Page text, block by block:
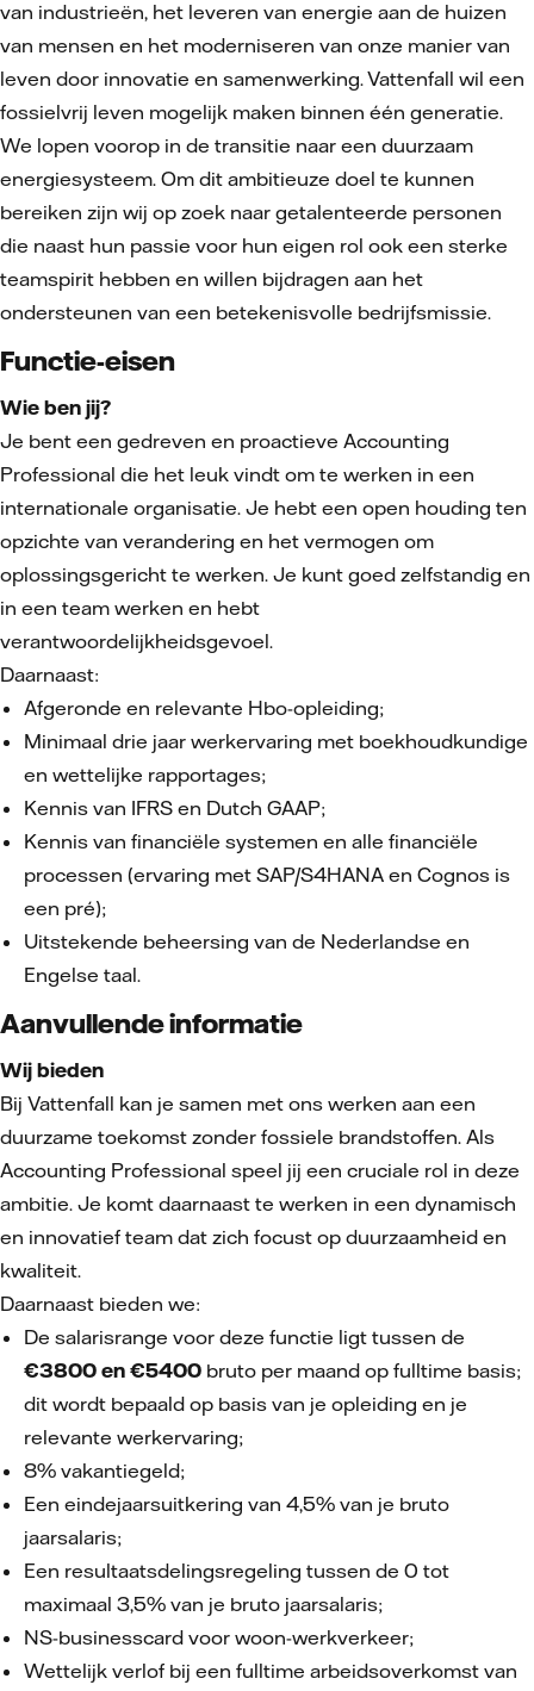
van industrieën, het leveren van energie aan de huizen
van mensen en het moderniseren van onze manier van
leven door innovatie en samenwerking. Vattenfall wil een
fossielvrij leven mogelijk maken binnen één generatie.
We lopen voorop in de transitie naar een duurzaam
energiesysteem. Om dit ambitieuze doel te kunnen
bereiken zijn wij op zoek naar getalenteerde personen
die naast hun passie voor hun eigen rol ook een sterke
teamspirit hebben en willen bijdragen aan het
ondersteunen van een betekenisvolle bedrijfsmissie.
Functie-eisen
Wie ben jij?
Je bent een gedreven en proactieve Accounting
Professional die het leuk vindt om te werken in een
internationale organisatie. Je hebt een open houding ten
opzichte van verandering en het vermogen om
oplossingsgericht te werken. Je kunt goed zelfstandig en
in een team werken en hebt
verantwoordelijkheidsgevoel.
Daarnaast:
Afgeronde en relevante Hbo-opleiding;
Minimaal drie jaar werkervaring met boekhoudkundige
en wettelijke rapportages;
Kennis van IFRS en Dutch GAAP;
Kennis van financiële systemen en alle financiële
processen (ervaring met SAP/S4HANA en Cognos is
een pré);
Uitstekende beheersing van de Nederlandse en
Engelse taal.
Aanvullende informatie
Wij bieden
Bij Vattenfall kan je samen met ons werken aan een
duurzame toekomst zonder fossiele brandstoffen. Als
Accounting Professional speel jij een cruciale rol in deze
ambitie. Je komt daarnaast te werken in een dynamisch
en innovatief team dat zich focust op duurzaamheid en
kwaliteit.
Daarnaast bieden we:
De salarisrange voor deze functie ligt tussen de
€3800 en €5400 bruto per maand op fulltime basis;
dit wordt bepaald op basis van je opleiding en je
relevante werkervaring;
8% vakantiegeld;
Een eindejaarsuitkering van 4,5% van je bruto
jaarsalaris;
Een resultaatsdelingsregeling tussen de 0 tot
maximaal 3,5% van je bruto jaarsalaris;
NS-businesscard voor woon-werkverkeer;
Wettelijk verlof bij een fulltime arbeidsoverkomst van